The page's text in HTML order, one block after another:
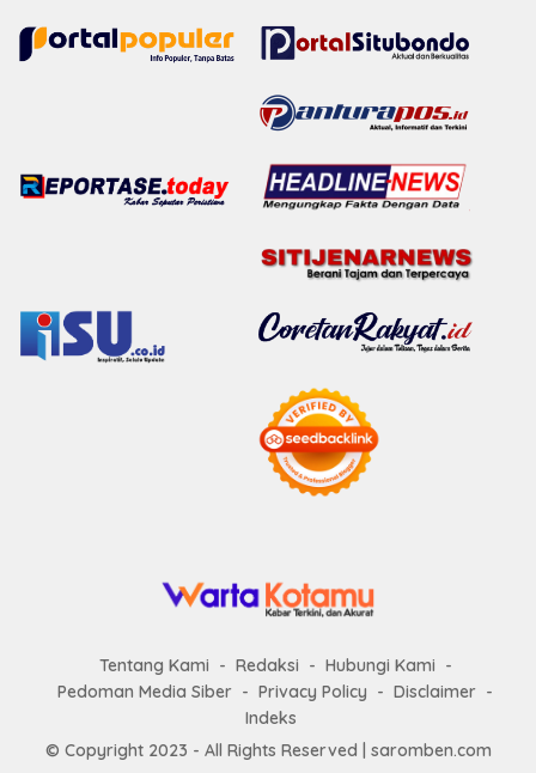
Tentang Kami Redaksi
Hubungi Kami
Pedoman Media Siber
Privacy Policy
Disclaimer
Indeks
© Copyright 2023 - All Rights Reserved | saromben.com